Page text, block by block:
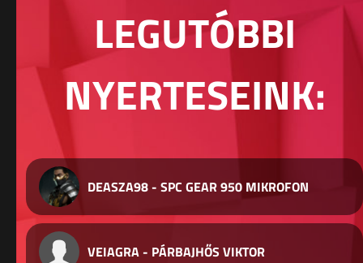
LEGUTÓBBI
NYERTESEINK:
DEASZA98 - SPC GEAR 950 MIKROFON
VEIAGRA - PÁRBAJHŐS VIKTOR